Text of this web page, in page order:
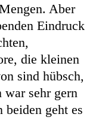
Aber
Eindruck
die kleinen
sind hübsch,
war sehr gern
beiden geht es